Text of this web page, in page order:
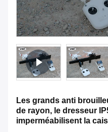
Les grands anti
de rayon, le dresseur
imperméabilisent la